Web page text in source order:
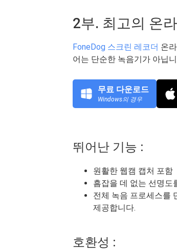
2부. 최고의 온
FoneDog 스크린 레코더 온
어는 단순한 녹음기가 아닙
무료 다운로드
Windows의 경우
뛰어난 기능 :
원활한 웹캠 캡처 포함
흠잡을 데 없는 선명도
전체 녹음 프로세스를
제공합니다.
호환성 :